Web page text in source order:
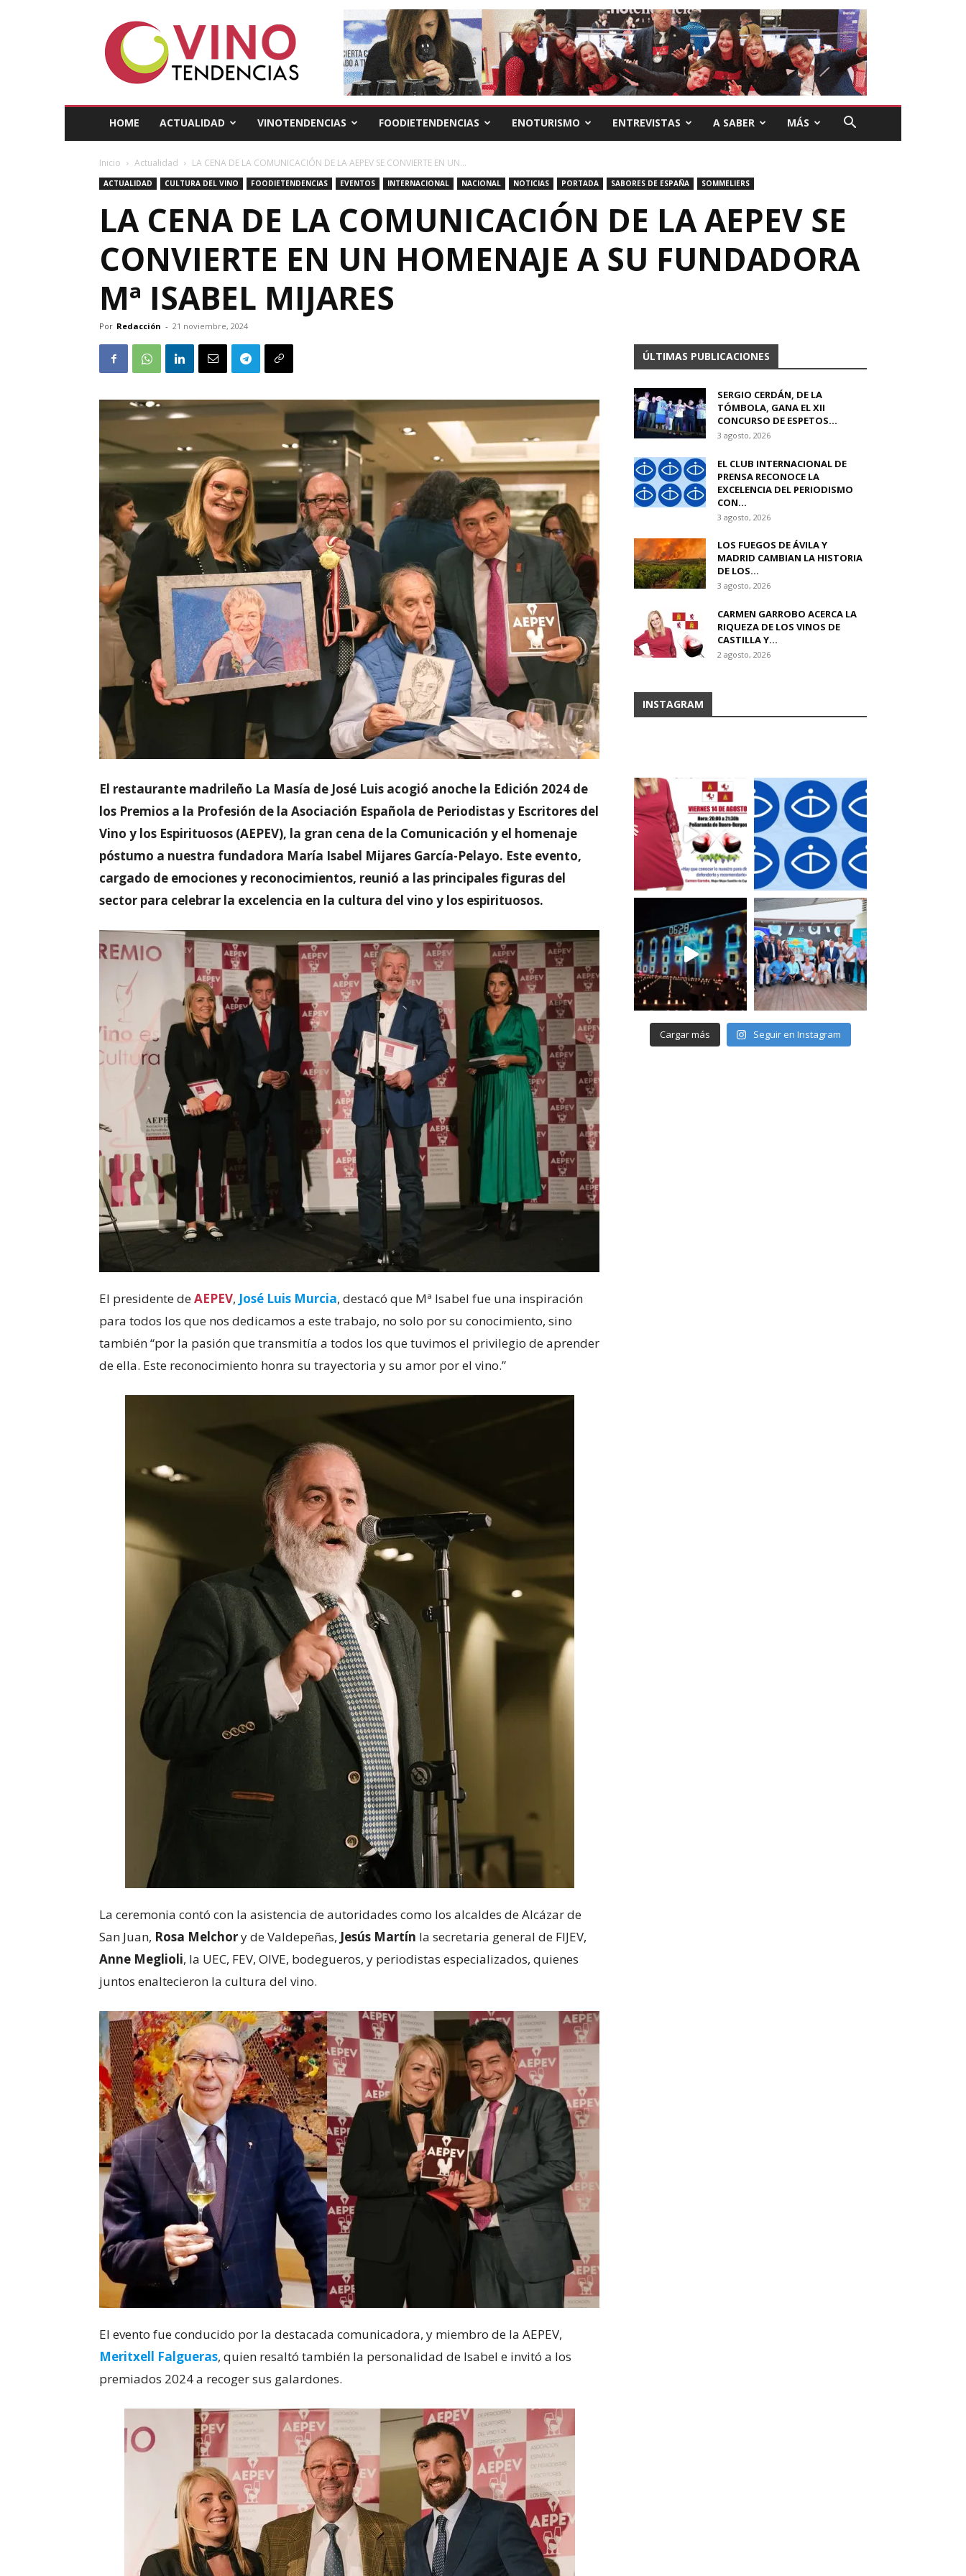
Vino
Tendencias
HOME ACTUALIDAD VINOTENDENCIAS FOODIETENDENCIAS ENOTURISMO ENTREVISTAS A SABER MÁS
Inicio Actualidad LA CENA DE LA COMUNICACIÓN DE LA AEPEV SE CONVIERTE EN UN...
ACTUALIDAD CULTURA DEL VINO FOODIETENDENCIAS EVENTOS INTERNACIONAL NACIONAL NOTICIAS PORTADA SABORES DE ESPAÑA SOMMELIERS
LA CENA DE LA COMUNICACIÓN DE LA AEPEV SE
CONVIERTE EN UN HOMENAJE A SU FUNDADORA
Mª ISABEL MIJARES
Por Redacción - 21 noviembre, 2024
El restaurante madrileño La Masía de José Luis acogió anoche la Edición 2024 de
los Premios a la Profesión de la Asociación Española de Periodistas y Escritores del
Vino y los Espirituosos (AEPEV), la gran cena de la Comunicación y el homenaje
póstumo a nuestra fundadora María Isabel Mijares García-Pelayo. Este evento,
cargado de emociones y reconocimientos, reunió a las principales figuras del
sector para celebrar la excelencia en la cultura del vino y los espirituosos.
El presidente deAEPEV, José Luis Murcia, destacó que Mª Isabel fue una inspiración
para todos los que nos dedicamos a este trabajo, no solo por su conocimiento, sino
también “por la pasión que transmitía a todos los que tuvimos el privilegio de aprender
de ella. Este reconocimiento honra su trayectoria y su amor por el vino.”
La ceremonia contó con la asistencia de autoridades como los alcaldes de Alcázar de
San Juan, Rosa Melchory de Valdepeñas, Jesús Martín la secretaria general de FIJEV,
Anne Meglioli, la UEC, FEV, OIVE, bodegueros, y periodistas especializados, quienes
juntos enaltecieron la cultura del vino.
El evento fue conducido por la destacada comunicadora, y miembro de la AEPEV,
Meritxell Falgueras, quien resaltó también la personalidad de Isabel e invitó a los
premiados 2024 a recoger sus galardones.
ÚLTIMAS PUBLICACIONES
SERGIO CERDÁN, DE LA
TÓMBOLA, GANA EL XII
CONCURSO DE ESPETOS...
3 agosto, 2026
EL CLUB INTERNACIONAL DE
PRENSA RECONOCE LA
EXCELENCIA DEL PERIODISMO
CON...
3 agosto, 2026
LOS FUEGOS DE ÁVILA Y
MADRID CAMBIAN LA HISTORIA
DE LOS...
3 agosto, 2026
CARMEN GARROBO ACERCA LA
RIQUEZA DE LOS VINOS DE
CASTILLA Y...
2 agosto, 2026
INSTAGRAM
Cargar más Seguir en Instagram